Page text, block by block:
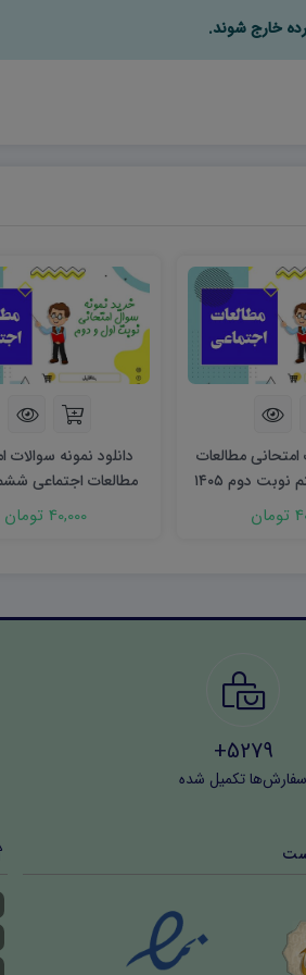
امتحانی مطالعات
اجتماعی هشتم نوبت دوم ۱۴۰۵
word
دانلود نمونه سوالات
(نوبت دوم)
40,000 تومان
5279+
سفارش‌ها تکمیل شده